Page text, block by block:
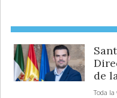
de
Toda